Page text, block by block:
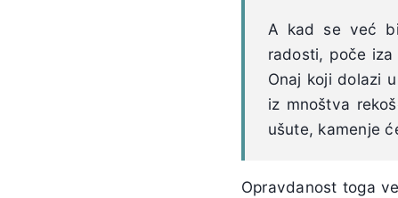
A kad se već
radosti, poče
Onaj koji dolazi
iz mnoštva
ušute, kamenje
Opravdanost toga